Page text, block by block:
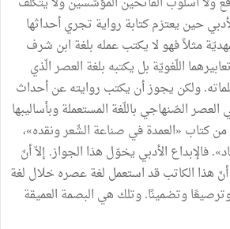
حين يعتزمكتابة رواية تجريأحداثها
مثلاًفهولايكتبعمله بلغة ابن شرف
اللّغويّة بل يكتبه بلغة العصرالّذي
.ولكن يجوزأن يكتب روايتهعنأحداث
العصرالصّنهاجي باللّغة المستعملةوبأساليبها
منكتاب «العمدةفي صناعة الشّعرونقده»،
»
.فالإبداع الأدبي يخوّل هذا الجواز. إلاّأنّ
أنّ هذا الكاتبقداستعمل لغةعصرهخلال لغة
وتضمينًا.وتلك هي البصمة العميقة